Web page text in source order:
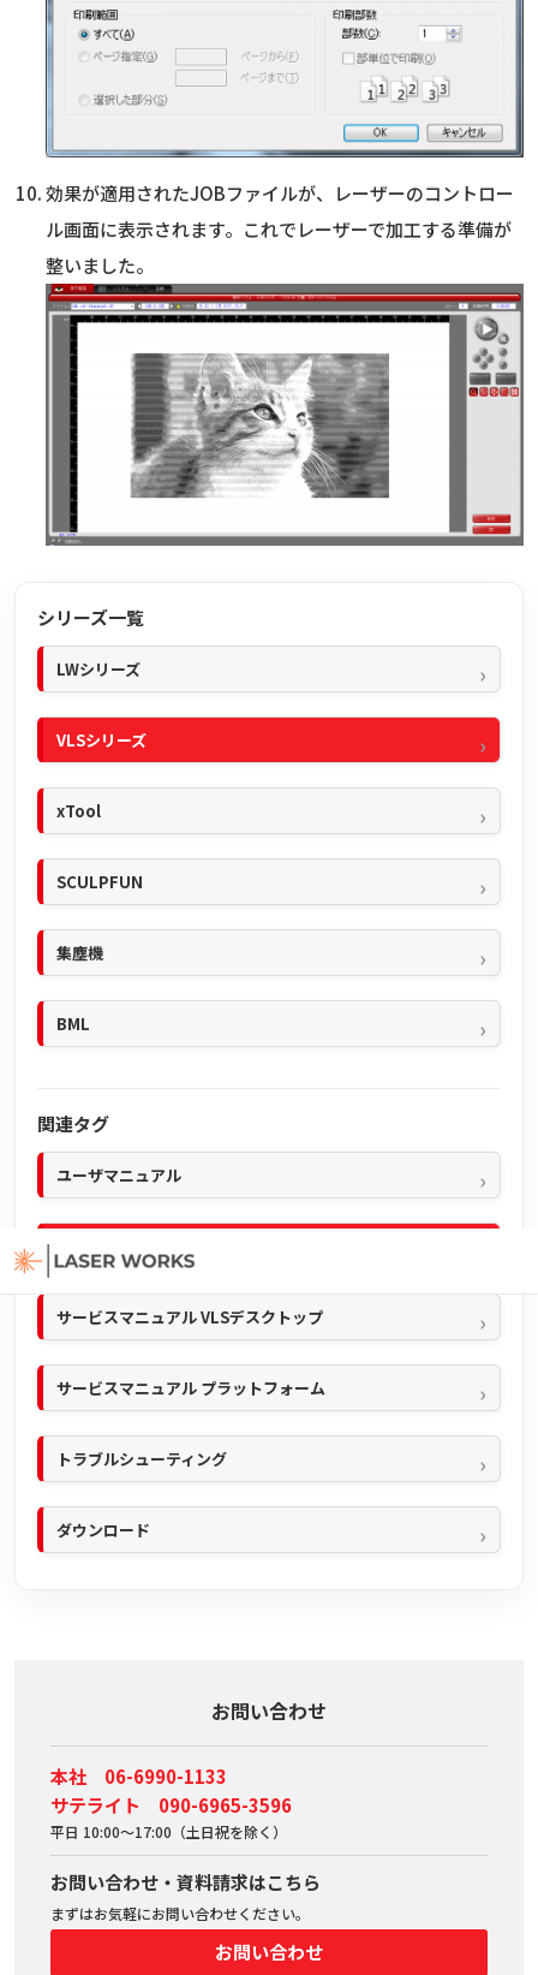
効果が適用されたJOBファイルが、レーザーのコントロー
ル画面に表示されます。これでレーザーで加工する準備が
整いました。
シリーズ一覧
LWシリーズ
VLSシリーズ
xTool
SCULPFUN
集塵機
BML
関連タグ
ユーザマニュアル
サービスマニュアル VLSデスクトップ
サービスマニュアル プラットフォーム
トラブルシューティング
ダウンロード
お問い合わせ
本社 06-6990-1133
サテライト 090-6965-3596
平日 10:00～17:00（土日祝を除く）
お問い合わせ・資料請求はこちら
まずはお気軽にお問い合わせください。
お問い合わせ